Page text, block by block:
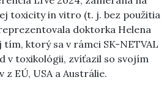
toxicity in vitro (t. j. bez použitia
doktorka Helena
tím, ktorý sa v rámci SK-NETVAL
v toxikológii, zvíťazil so svojím
EÚ, USA a Austrálie.